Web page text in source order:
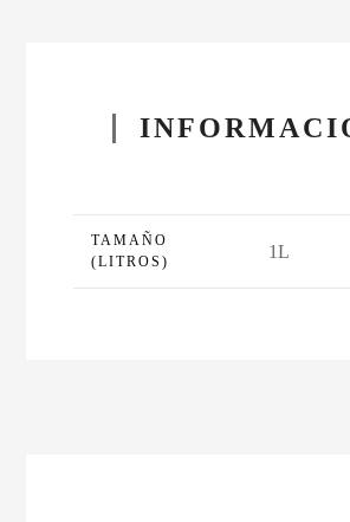
TAMAÑO
(LITROS)
1L